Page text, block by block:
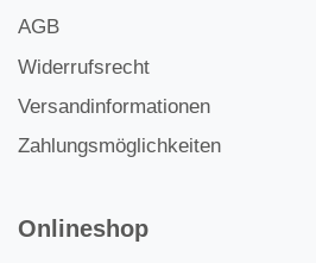
AGB
Widerrufsrecht
Versandinformationen
Zahlungsmöglichkeiten
Onlineshop